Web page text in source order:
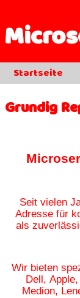
Startseite
Grundig
Seit vielen
Adresse für
als
Wir bieten
Dell, Apple,
Medion,